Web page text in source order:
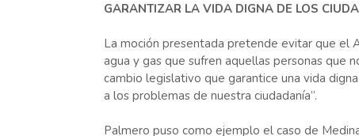
GARANTIZAR LA VIDA DIGNA DE LOS
La moción presentada pretende evitar que el
agua y gas que sufren aquellas personas que
cambio legislativo que garantice una vida
a los problemas de nuestra ciudadanía”.
Palmero puso como ejemplo el caso de